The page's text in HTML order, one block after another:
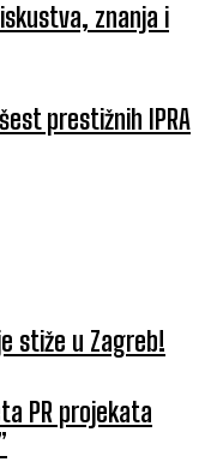
znanja i
prestižnih IPRA
stiže u Zagreb!
PR projekata